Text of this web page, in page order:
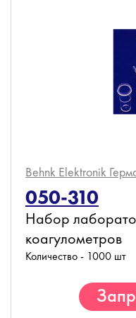
Behnk Elektronik
050-310
Набор
коагулометров
Количество - 1000 шт